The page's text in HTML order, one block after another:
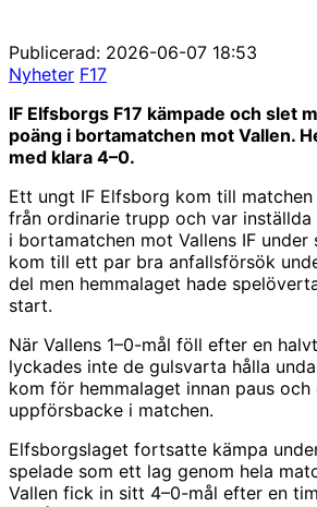
Publicerad: 2026-06-07 18:53
Nyheter F17
IF Elfsborgs F17 kämpade och slet
poäng i bortamatchen mot Vallen.
med klara 4–0.
Ett ungt IF Elfsborg kom till
från ordinarie trupp och var
i bortamatchen mot Vallens IF under
kom till ett par bra anfallsförsök
del men hemmalaget hade
start.
När Vallens 1–0-mål föll efter en
lyckades inte de gulsvarta hålla
kom för hemmalaget innan paus och
uppförsbacke i matchen.
Elfsborgslaget fortsatte kämpa
spelade som ett lag genom hela
Vallen fick in sitt 4–0-mål efter en